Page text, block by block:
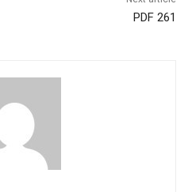
PDF 261